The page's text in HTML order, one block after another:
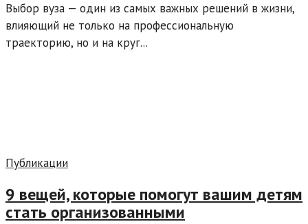
Выбор вуза — один из самых важных решений в жизни,
влияющий не только на профессиональную
траекторию, но и на круг...
Публикации
9 вещей, которые помогут вашим детям
стать организованными